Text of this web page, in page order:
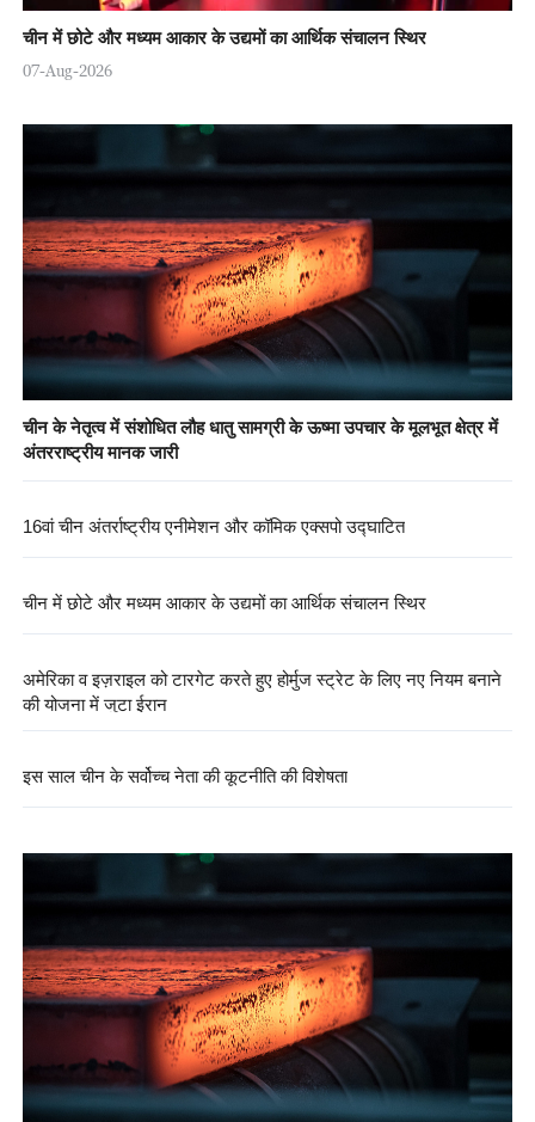
चीन में छोटे और मध्यम आकार के उद्यमों का आर्थिक संचालन स्थिर
07-Aug-2026
चीन के नेतृत्व में संशोधित लौह धातु सामग्री के ऊष्मा उपचार के मूलभूत क्षेत्र में
अंतरराष्ट्रीय मानक जारी
16वां चीन अंतर्राष्ट्रीय एनीमेशन और कॉमिक एक्सपो उद्घाटित
चीन में छोटे और मध्यम आकार के उद्यमों का आर्थिक संचालन स्थिर
अमेरिका व इज़राइल को टारगेट करते हुए होर्मुज स्ट्रेट के लिए नए नियम बनाने
की योजना में जुटा ईरान
इस साल चीन के सर्वोच्च नेता की कूटनीति की विशेषता